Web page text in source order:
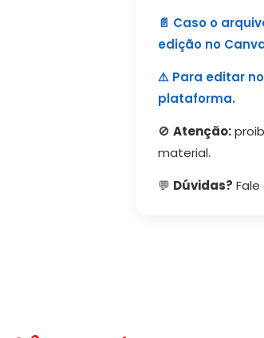
📄 Caso o
edição no
⚠️ Para editar
plataforma.
🚫 Atenção:
material.
💬 Dúvidas?